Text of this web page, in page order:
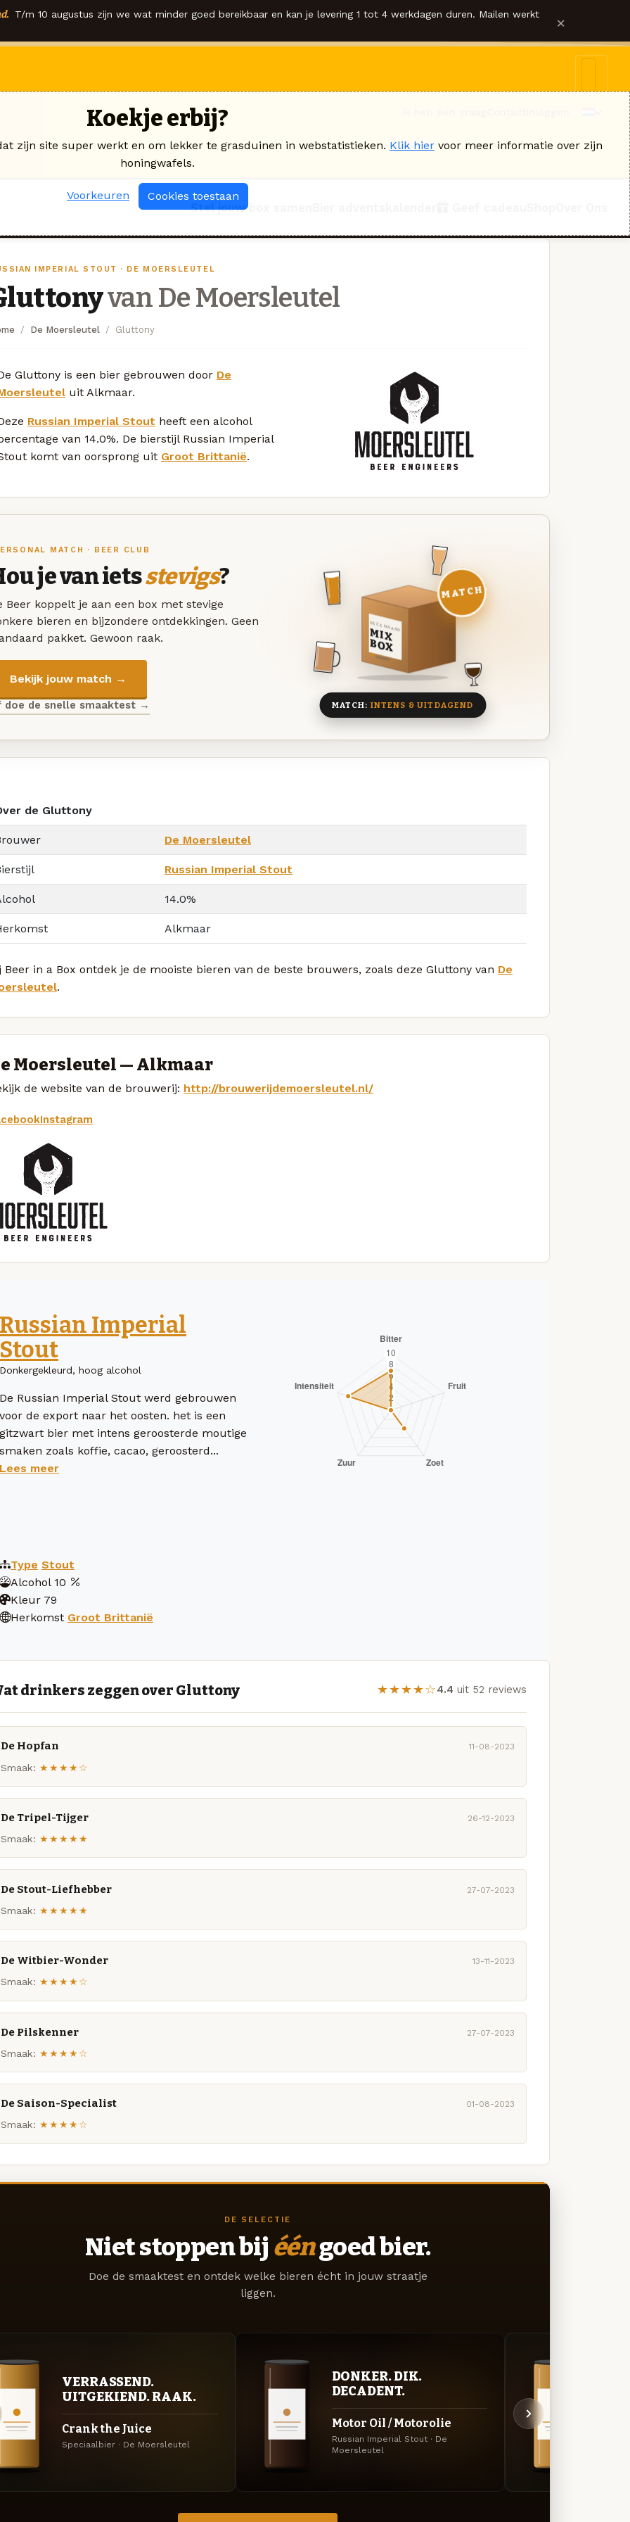
T/m 10 augustus zijn we wat minder goed bereikbaar en kan je levering 1 tot 4 werkdagen duren. Mailen werkt ×
Stel jouw box samen
IMPERIAL STOUT · DE MOERSLEUTEL
van De Moersleutel
De Moersleutel Gluttony
Gluttony is een bier gebrouwen door De
uit Alkmaar.
Russian Imperial Stout heeft een alcohol
van 14.0%. De bierstijl Russian Imperial
komt van oorsprong uit Groot Brittanië.
MATCH · BEER CLUB
je van ietsstevigs?
Beer koppelt je aan een box met stevige
bieren en bijzondere ontdekkingen. Geen
pakket. Gewoon raak.
Bekijk jouw match →
doe de snelle smaaktest →
DEZE MAAND
MIX
BOX
8 BIEREN
MATCH
MATCH: INTENS & UITDAGEND
de Gluttony
De Moersleutel
Russian Imperial Stout
14.0%
Alkmaar
Beer in a Box ontdek je de mooiste bieren van de beste brouwers, zoals deze Gluttony van De
.
Moersleutel — Alkmaar
de website van de brouwerij: http://brouwerijdemoersleutel.nl/
Instagram
Russian Imperial
Stout
Donkergekleurd, hoog alcohol
De Russian Imperial Stout werd gebrouwen
voor de export naar het oosten. het is een
gitzwart bier met intens geroosterde moutige
smaken zoals koffie, cacao, geroosterd...
Lees meer
Type Stout
Alcohol 10
Kleur 79
Herkomst Groot Brittanië
drinkers zeggen over Gluttony ★★★★☆4.4 uit 52 reviews
De Hopfan 11-08-2023
Smaak: ★★★★☆
De Tripel-Tijger 26-12-2023
Smaak: ★★★★★
De Stout-Liefhebber 27-07-2023
Smaak: ★★★★★
De Witbier-Wonder 13-11-2023
Smaak: ★★★★☆
De Pilskenner 27-07-2023
Smaak: ★★★★☆
De Saison-Specialist 01-08-2023
Smaak: ★★★★☆
DE SELECTIE
Niet stoppen bij ééngoed bier.
Doe de smaaktest en ontdek welke bieren écht in jouw straatje
liggen.
VERRASSEND.
UITGEKIEND. RAAK.
Crank the Juice
Speciaalbier · De Moersleutel
DONKER. DIK.
DECADENT.
Motor Oil / Motorolie
Russian Imperial Stout · De
Moersleutel
Koekje erbij?
zijn site super werkt en om lekker te grasduinen in webstatistieken. Klik hier voor meer informatie over zijn
honingwafels.
Voorkeuren Cookies toestaan